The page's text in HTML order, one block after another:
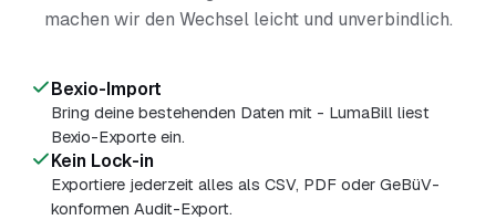
machen wir den Wechsel leicht und unverbindlich.
Bexio-Import
Bring deine bestehenden Daten mit - LumaBill liest
Bexio-Exporte ein.
Kein Lock-in
Exportiere jederzeit alles als CSV, PDF oder GeBüV-
konformen Audit-Export.